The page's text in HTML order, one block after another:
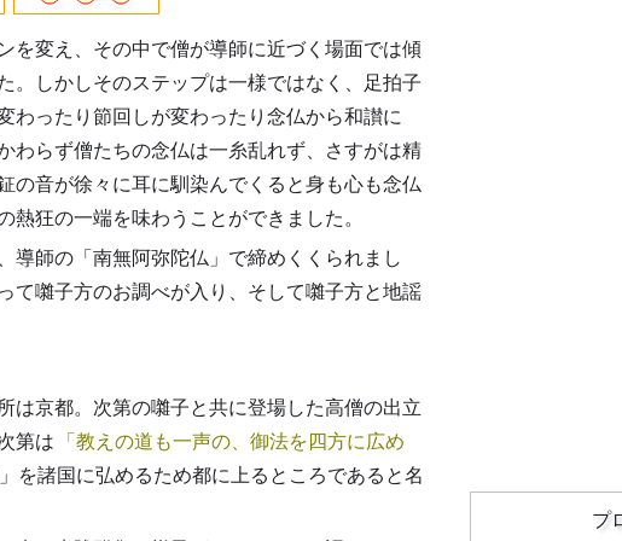
を変え、その中で僧が導師に近づく場面では傾
。しかしそのステップは一様ではなく、足拍子
わったり節回しが変わったり念仏から和讃に
わらず僧たちの念仏は一糸乱れず、さすがは精
の音が徐々に耳に馴染んでくると身も心も念仏
狂の一端を味わうことができました。
導師の「南無阿弥陀仏」で締めくくられまし
て囃子方のお調べが入り、そして囃子方と地謡
は京都。次第の囃子と共に登場した高僧の出立
第は
教えの道も一声の、御法を四方に広め
を諸国に弘めるため都に上るところであると名
プ